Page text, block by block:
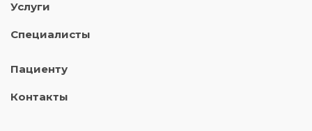
Услуги
Специалисты
Пациенту
Контакты